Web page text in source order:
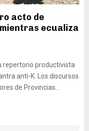
acto de
ecualiza
repertorio productivista
anti-K. Los discursos
de Provincias...